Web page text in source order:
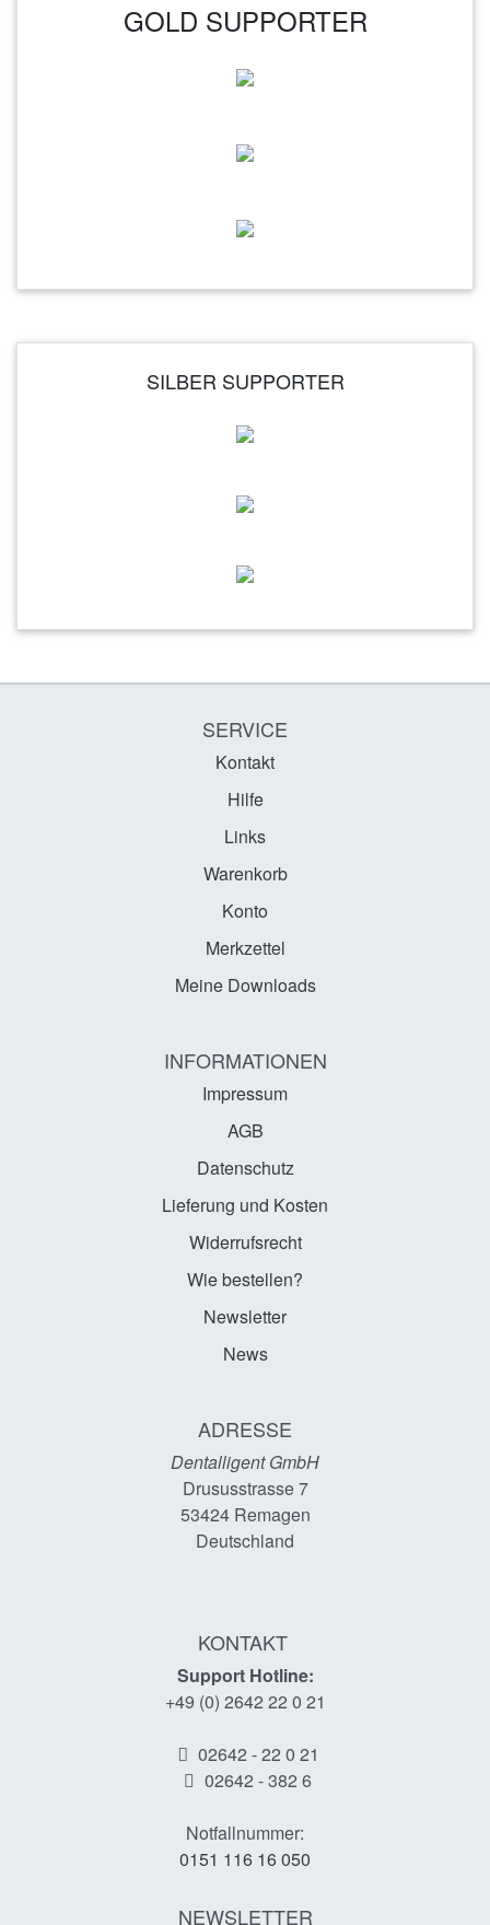
GOLD SUPPORTER
SILBER SUPPORTER
SERVICE
Kontakt
Hilfe
Links
Warenkorb
Konto
Merkzettel
Meine Downloads
INFORMATIONEN
Impressum
AGB
Datenschutz
Lieferung und Kosten
Widerrufsrecht
Wie bestellen?
Newsletter
News
ADRESSE
Dentalligent GmbH
Drususstrasse 7
53424Remagen
Deutschland
KONTAKT
Support Hotline:
+49 (0) 2642 22 0 21
02642 - 22 0 21
02642 - 382 6
Notfallnummer:
0151 116 16 050
NEWSLETTER